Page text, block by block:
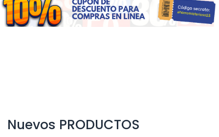
Nuevos PRODUCTOS